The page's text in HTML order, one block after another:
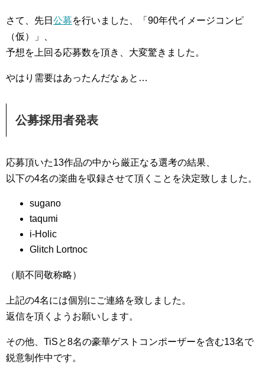
さて、先日 公募を行いました、「90年代イメージコンピ
（仮）」、
予想を上回る応募数を頂き、大変驚きました。
やはり需要はあったんだなぁと…
公募採用者発表
応募頂いた13作品の中から厳正なる選考の結果、
以下の4名の楽曲を収録させて頂くことを決定致しました。
sugano
taqumi
i-Holic
Glitch Lortnoc
（順不同敬称略）
上記の4名には個別にご連絡を致しました。
返信を頂くようお願いします。
その他、TiSと8名の豪華ゲストコンポーザーを含む13名で
鋭意制作中です。